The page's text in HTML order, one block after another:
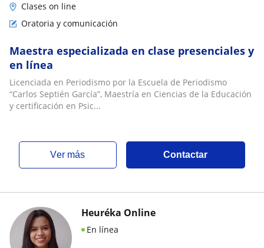
Clases on line
Oratoria y comunicación
Maestra especializada en clase presenciales y
en línea
Licenciada en Periodismo por la Escuela de Periodismo
“Carlos Septién García”, Maestría en Ciencias de la Educación
y certificación en Psic...
ver más Contactar
Heuréka Online
En línea